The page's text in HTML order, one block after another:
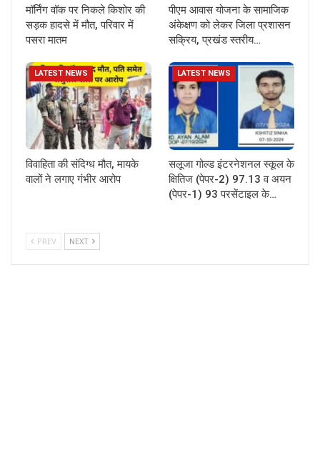
मॉर्निंग वॉक पर निकले किशोर की
सड़क हादसे में मौत, परिवार में
पसरा मातम
पीएम आवास योजना के सामाजिक
अंकेक्षण को लेकर जिला प्रशासन
सक्रिय, प्रखंड स्तरीय…
LATEST NEWS
विवाहिता की संदिग्ध मौत, मायके
वालों ने लगाए गंभीर आरोप
LATEST NEWS
सलूजा गोल्ड इंटरनेशनल स्कूल के
क्षितिज (पेपर-2) 97.13 व अयन
(पेपर-1) 93 परसेंटाइल के…
PREV NEXT